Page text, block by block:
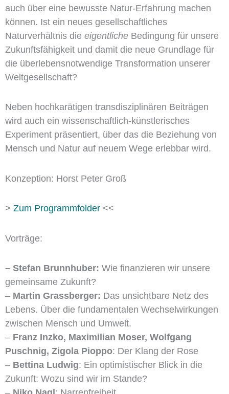
auch über eine bewusste Natur-Erfahrung machen
können. Ist ein neues gesellschaftliches
Naturverhältnis die eigentliche Bedingung für unsere
Zukunftsfähigkeit und damit die neue Grundlage für
die überlebensnotwendige Transformation unserer
Weltgesellschaft?
Neben hochkarätigen transdisziplinären Beiträgen
wird auch ein wissenschaftlich-künstlerisches
Experiment präsentiert, über das die Beziehung von
Mensch und Natur auf neuem Wege erlebbar wird.
Konzeption: Horst Peter Groß
> Zum Programmfolder <<
Vorträge:
– Stefan Brunnhuber: Wie finanzieren wir unsere
gemeinsame Zukunft?
– Martin Grassberger: Das unsichtbare Netz des
Lebens. Über die fundamentalen Wechselwirkungen
zwischen Mensch und Umwelt.
– Franz Inzko, Maximilian Moser, Wolfgang
Puschnig, Zigola Pioppo: Der Klang der Rose
– Bettina Ludwig: Ein optimistischer Blick in die
Zukunft: Wozu sind wir im Stande?